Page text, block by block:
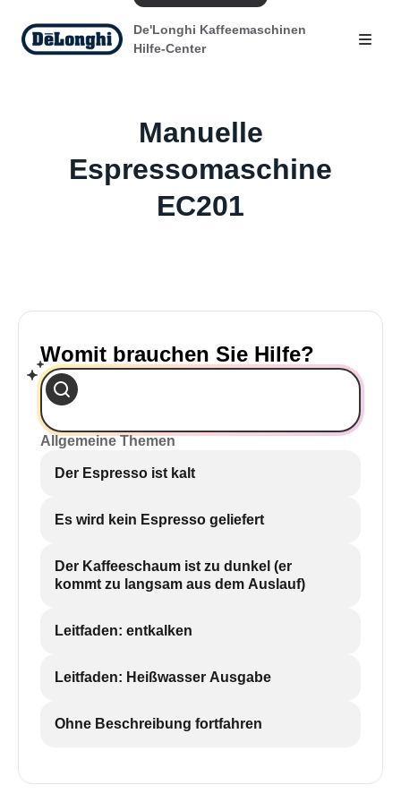
De'Longhi Kaffeemaschinen
Hilfe-Center
Manuelle
Espressomaschine
EC201
Womit brauchen Sie Hilfe?
Allgemeine Themen
Der Espresso ist kalt
Es wird kein Espresso geliefert
Der Kaffeeschaum ist zu dunkel (er
kommt zu langsam aus dem Auslauf)
Leitfaden: entkalken
Leitfaden: Heißwasser Ausgabe
Ohne Beschreibung fortfahren